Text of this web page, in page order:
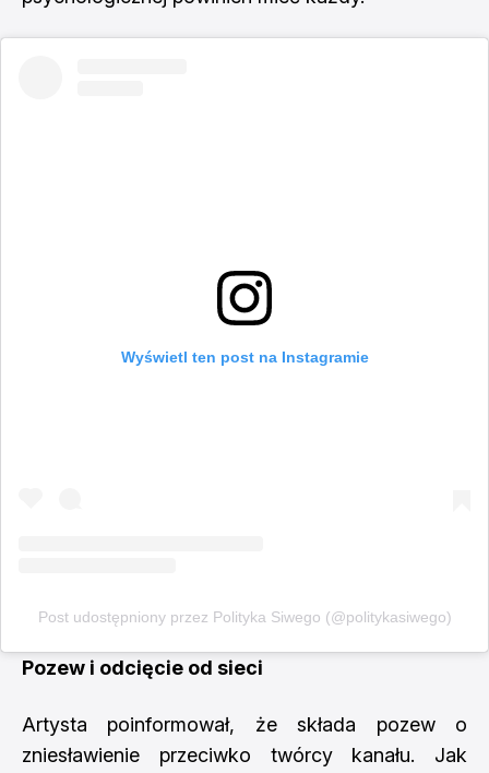
Wyświetl ten post na Instagramie
Post udostępniony przez Polityka Siwego (@politykasiwego)
Pozew i odcięcie od sieci
Artysta poinformował, że składa pozew o
zniesławienie przeciwko twórcy kanału. Jak